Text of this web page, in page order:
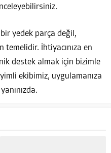
bir yedek parça değil,
temelidir. İhtiyacınıza en
destek almak için bizimle
ekibimiz, uygulamanıza